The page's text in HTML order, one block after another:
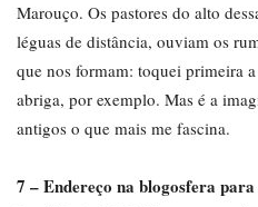
Marouço. Os pastores do alto
léguas de distância, ouviam os
que nos formam: toquei primeira
abriga, por exemplo. Mas é a
antigos o que mais me fascina.
7 – Endereço na blogosfera